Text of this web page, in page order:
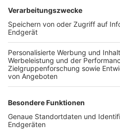
TOP-VEREINE
TOP-PARTNER